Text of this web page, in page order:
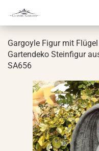
Gar­go­yle Figur mit
Gar­ten­de­ko Stein­fi­gur
SA656